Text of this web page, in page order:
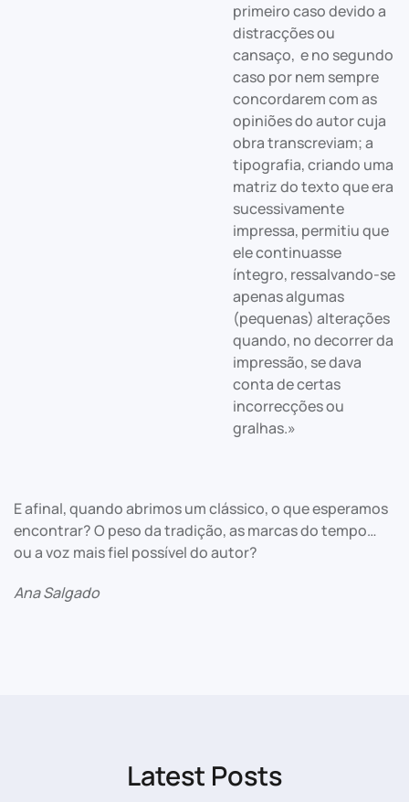
primeiro caso devido a
distracções ou
cansaço, e no segundo
caso por nem sempre
concordarem com as
opiniões do autor cuja
obra transcreviam; a
tipografia, criando uma
matriz do texto que era
sucessivamente
impressa, permitiu que
ele continuasse
íntegro, ressalvando-se
apenas algumas
(pequenas) alterações
quando, no decorrer da
impressão, se dava
conta de certas
incorrecções ou
gralhas.»
E afinal, quando abrimos um clássico, o que esperamos
encontrar? O peso da tradição, as marcas do tempo…
ou a voz mais fiel possível do autor?
Ana Salgado
Latest Posts